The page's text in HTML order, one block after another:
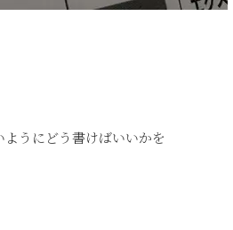
うにどう書けばいいかを